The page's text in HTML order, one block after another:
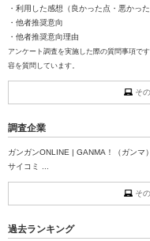
・利用した感想（良かった点・悪かった
・他者推奨意向
・他者推奨意向理由
アンケート調査を実施した際の質問事項で
容を質問しています。
その
調査企業
ガンガンONLINE | GANMA！（ガンマ
サイコミ ...
その
過去ランキング